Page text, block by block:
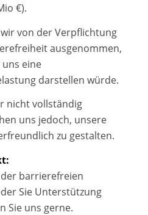
€).
wir von der Verpflichtung
ausgenommen,
eine
darstellen würde.
nicht vollständig
uns jedoch, unsere
zu gestalten.
barrierefreien
Sie Unterstützung
Sie uns gerne.